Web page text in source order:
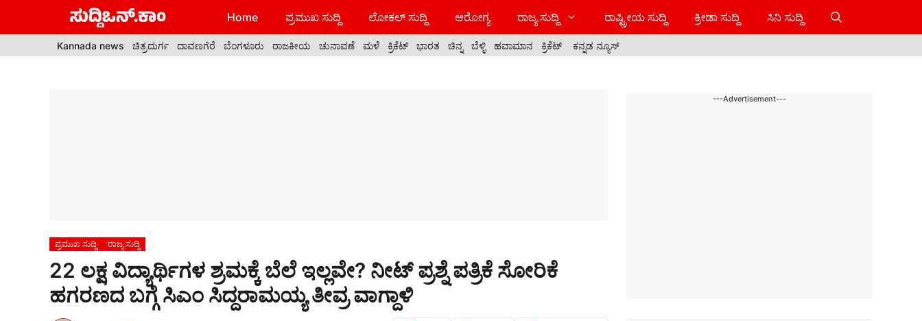
Home ಪ್ರಮುಖ ಸುದ್ದಿ ಲೋಕಲ್ ಸುದ್ದಿ ಆರೋಗ್ಯ ರಾಜ್ಯ ಸುದ್ದಿ ರಾಷ್ಟ್ರೀಯ ಸುದ್ದಿ ಕ್ರೀಡಾ ಸುದ್ದಿ ಸಿನಿ ಸುದ್ದಿ
Kannada news ಚಿತ್ರದುರ್ಗ ದಾವಣಗೆರೆ ಬೆಂಗಳೂರು ರಾಜಕೀಯ ಚುನಾವಣೆ ಮಳೆ ಕ್ರಿಕೆಟ್ ಭಾರತ ಚಿನ್ನ ಬೆಳ್ಳಿ ಹವಾಮಾನ ಕ್ರಿಕೆಟ್ ಕನ್ನಡ ನ್ಯೂಸ್
ಪ್ರಮುಖ ಸುದ್ದಿ ರಾಜ್ಯ ಸುದ್ದಿ
22 ಲಕ್ಷ ವಿದ್ಯಾರ್ಥಿಗಳ ಶ್ರಮಕ್ಕೆ ಬೆಲೆ ಇಲ್ಲವೇ? ನೀಟ್ ಪ್ರಶ್ನೆ ಪತ್ರಿಕೆ ಸೋರಿಕೆ
ಹಗರಣದ ಬಗ್ಗೆ ಸಿಎಂ ಸಿದ್ದರಾಮಯ್ಯ ತೀವ್ರ ವಾಗ್ದಾಳಿ
---Advertisement---